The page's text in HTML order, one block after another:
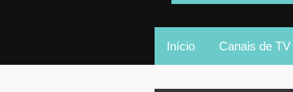
Início Canais de